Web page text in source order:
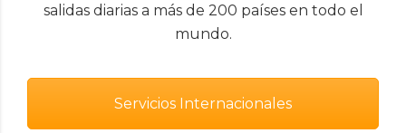
salidas diarias a más de 200 países en todo el
mundo.
Servicios Internacionales